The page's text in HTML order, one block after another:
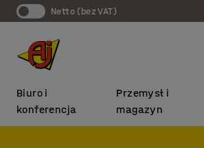
Netto (bez VAT)
Biuro i
konferencja
Przemysł i
magazyn